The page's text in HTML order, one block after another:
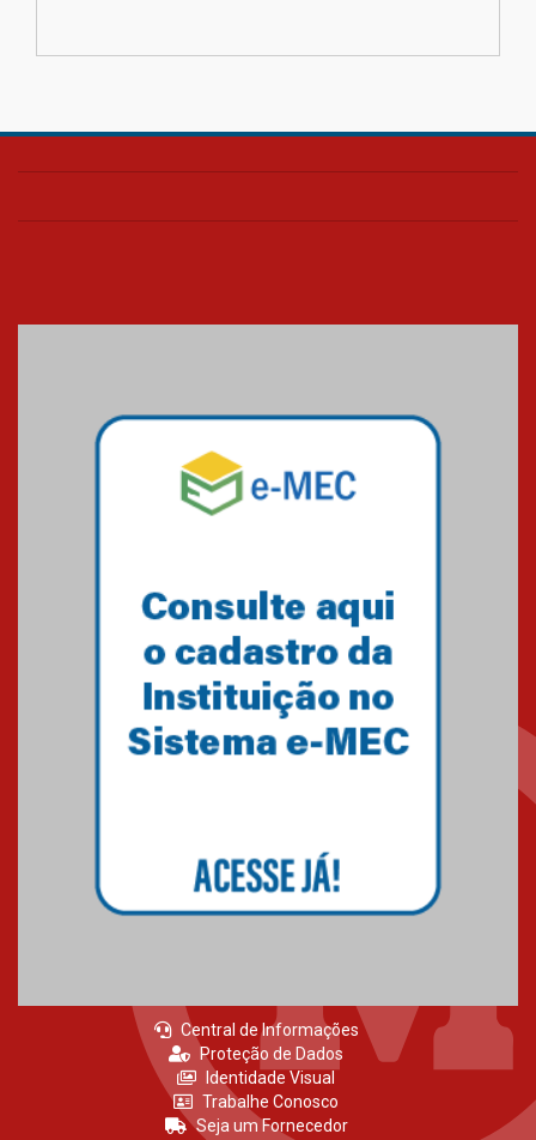
Central de Informações
Proteção de Dados
Identidade Visual
Trabalhe Conosco
Seja um Fornecedor